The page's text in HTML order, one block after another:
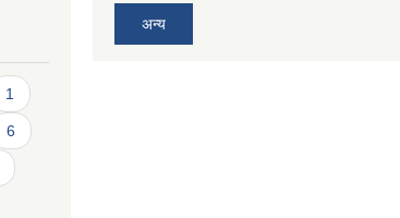
1
6
अन्य